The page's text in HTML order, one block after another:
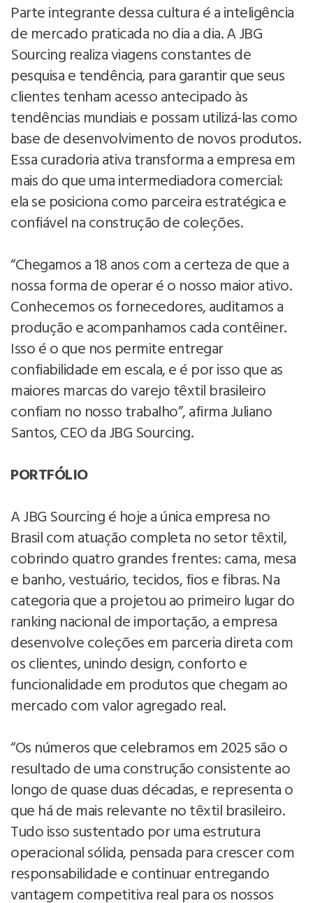
Parte integrante dessa cultura é a inteligência
de mercado praticada no dia a dia. A JBG
Sourcing realiza viagens constantes de
pesquisa e tendência, para garantir que seus
clientes tenham acesso antecipado às
tendências mundiais e possam utilizá-las como
base de desenvolvimento de novos produtos.
Essa curadoria ativa transforma a empresa em
mais do que uma intermediadora comercial:
ela se posiciona como parceira estratégica e
confiável na construção de coleções.
“Chegamos a 18 anos com a certeza de que a
nossa forma de operar é o nosso maior ativo.
Conhecemos os fornecedores, auditamos a
produção e acompanhamos cada contêiner.
Isso é o que nos permite entregar
confiabilidade em escala, e é por isso que as
maiores marcas do varejo têxtil brasileiro
confiam no nosso trabalho”, afirma Juliano
Santos, CEO da JBG Sourcing.
PORTFÓLIO
A JBG Sourcing é hoje a única empresa no
Brasil com atuação completa no setor têxtil,
cobrindo quatro grandes frentes: cama, mesa
e banho, vestuário, tecidos, fios e fibras. Na
categoria que a projetou ao primeiro lugar do
ranking nacional de importação, a empresa
desenvolve coleções em parceria direta com
os clientes, unindo design, conforto e
funcionalidade em produtos que chegam ao
mercado com valor agregado real.
“Os números que celebramos em 2025 são o
resultado de uma construção consistente ao
longo de quase duas décadas, e representa o
que há de mais relevante no têxtil brasileiro.
Tudo isso sustentado por uma estrutura
operacional sólida, pensada para crescer com
responsabilidade e continuar entregando
vantagem competitiva real para os nossos